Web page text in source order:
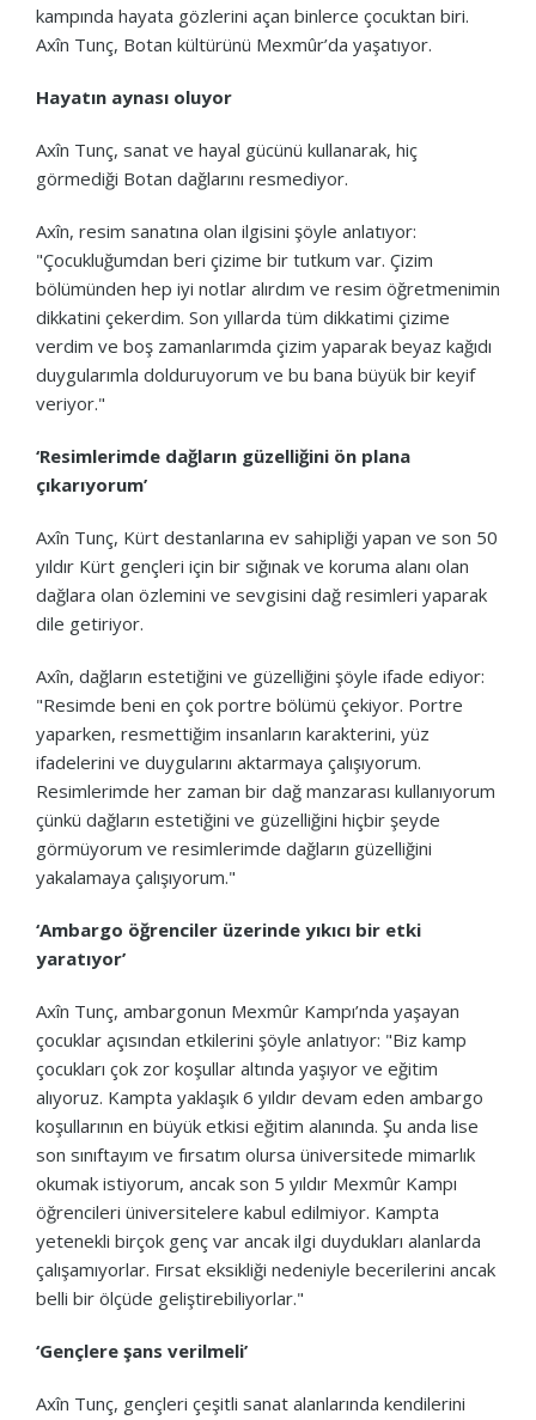
kampında hayata gözlerini açan binlerce çocuktan biri.
Axîn Tunç, Botan kültürünü Mexmûr’da yaşatıyor.
Hayatın aynası oluyor
Axîn Tunç, sanat ve hayal gücünü kullanarak, hiç
görmediği Botan dağlarını resmediyor.
Axîn, resim sanatına olan ilgisini şöyle anlatıyor:
"Çocukluğumdan beri çizime bir tutkum var. Çizim
bölümünden hep iyi notlar alırdım ve resim öğretmenimin
dikkatini çekerdim. Son yıllarda tüm dikkatimi çizime
verdim ve boş zamanlarımda çizim yaparak beyaz kağıdı
duygularımla dolduruyorum ve bu bana büyük bir keyif
veriyor."
‘Resimlerimde dağların güzelliğini ön plana
çıkarıyorum’
Axîn Tunç, Kürt destanlarına ev sahipliği yapan ve son 50
yıldır Kürt gençleri için bir sığınak ve koruma alanı olan
dağlara olan özlemini ve sevgisini dağ resimleri yaparak
dile getiriyor.
Axîn, dağların estetiğini ve güzelliğini şöyle ifade ediyor:
"Resimde beni en çok portre bölümü çekiyor. Portre
yaparken, resmettiğim insanların karakterini, yüz
ifadelerini ve duygularını aktarmaya çalışıyorum.
Resimlerimde her zaman bir dağ manzarası kullanıyorum
çünkü dağların estetiğini ve güzelliğini hiçbir şeyde
görmüyorum ve resimlerimde dağların güzelliğini
yakalamaya çalışıyorum."
‘Ambargo öğrenciler üzerinde yıkıcı bir etki
yaratıyor’
Axîn Tunç, ambargonun Mexmûr Kampı’nda yaşayan
çocuklar açısından etkilerini şöyle anlatıyor: "Biz kamp
çocukları çok zor koşullar altında yaşıyor ve eğitim
alıyoruz. Kampta yaklaşık 6 yıldır devam eden ambargo
koşullarının en büyük etkisi eğitim alanında. Şu anda lise
son sınıftayım ve fırsatım olursa üniversitede mimarlık
okumak istiyorum, ancak son 5 yıldır Mexmûr Kampı
öğrencileri üniversitelere kabul edilmiyor. Kampta
yetenekli birçok genç var ancak ilgi duydukları alanlarda
çalışamıyorlar. Fırsat eksikliği nedeniyle becerilerini ancak
belli bir ölçüde geliştirebiliyorlar."
‘Gençlere şans verilmeli’
Axîn Tunç, gençleri çeşitli sanat alanlarında kendilerini